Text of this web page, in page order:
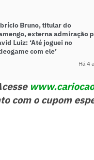
Bruno, titular do
externa admiração
Luiz: ‘Até joguei no
com ele’
Há 4
com o cupom